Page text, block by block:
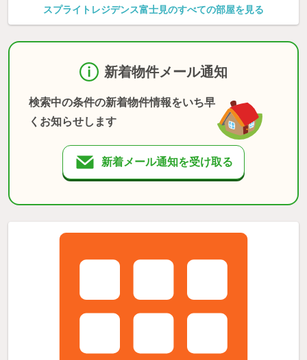
スプライトレジデンス富士見のすべての部屋を見る
新着物件メール通知
検索中の条件の新着物件情報をいち早
くお知らせします
新着メール通知を受け取る